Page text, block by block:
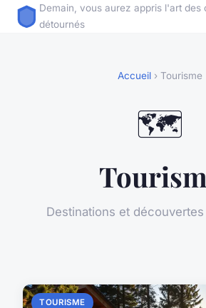
Demain, vous aurez appris l'art des
détournés
Accueil› Tourisme
🗺️
Destinations et
TOURISME